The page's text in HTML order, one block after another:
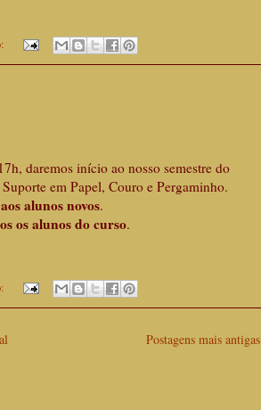
daremos início ao nosso semestre do
em Papel, Couro e Pergaminho.
alunos novos.
os alunos do curso.
Postagens mais antigas